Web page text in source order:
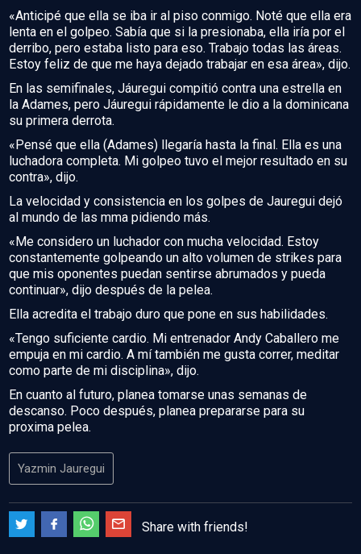
«Anticipé que ella se iba ir al piso conmigo. Noté que ella era
lenta en el golpeo. Sabía que si la presionaba, ella iría por el
derribo, pero estaba listo para eso. Trabajo todas las áreas.
Estoy feliz de que me haya dejado trabajar en esa área», dijo.
En las semifinales, Jáuregui compitió contra una estrella en
la Adames, pero Jáuregui rápidamente le dio a la dominicana
su primera derrota.
«Pensé que ella (Adames) llegaría hasta la final. Ella es una
luchadora completa. Mi golpeo tuvo el mejor resultado en su
contra», dijo.
La velocidad y consistencia en los golpes de Jauregui dejó
al mundo de las mma pidiendo más.
«Me considero un luchador con mucha velocidad. Estoy
constantemente golpeando un alto volumen de strikes para
que mis oponentes puedan sentirse abrumados y pueda
continuar», dijo después de la pelea.
Ella acredita el trabajo duro que pone en sus habilidades.
«Tengo suficiente cardio. Mi entrenador Andy Caballero me
empuja en mi cardio. A mí también me gusta correr, meditar
como parte de mi disciplina», dijo.
En cuanto al futuro, planea tomarse unas semanas de
descanso. Poco después, planea prepararse para su
proxima pelea.
Yazmin Jauregui
Share with friends!